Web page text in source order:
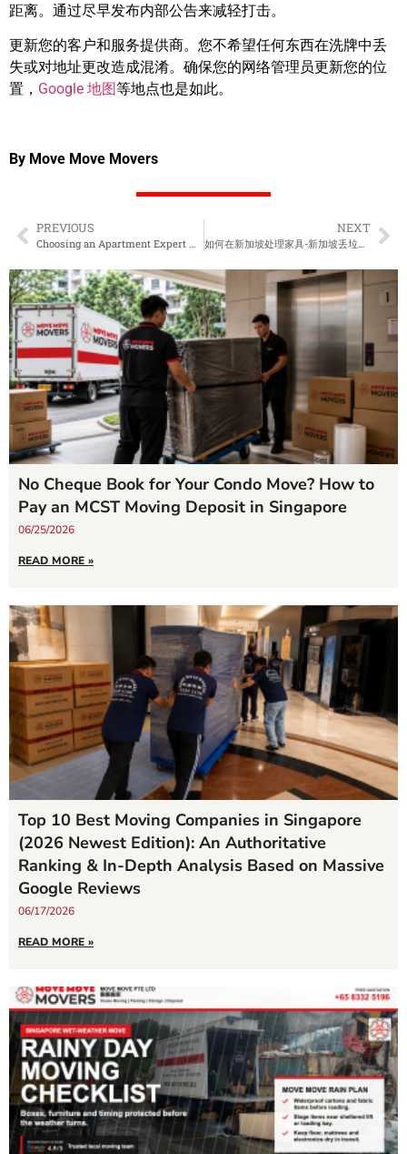
距离。通过尽早发布内部公告来减轻打击。
更新您的客户和服务提供商。您不希望任何东西在洗牌中丢
失或对地址更改造成混淆。确保您的网络管理员更新您的位
置， Google 地图等地点也是如此。
By Move Move Movers
PREVIOUS
Choosing an Apartment Expert Moving Company
NEXT
如何在新加坡处理家具-新加坡丢垃圾指南
No Cheque Book for Your Condo Move? How to
Pay an MCST Moving Deposit in Singapore
06/25/2026
READ MORE »
Top 10 Best Moving Companies in Singapore
(2026 Newest Edition): An Authoritative
Ranking & In-Depth Analysis Based on Massive
Google Reviews
06/17/2026
READ MORE »